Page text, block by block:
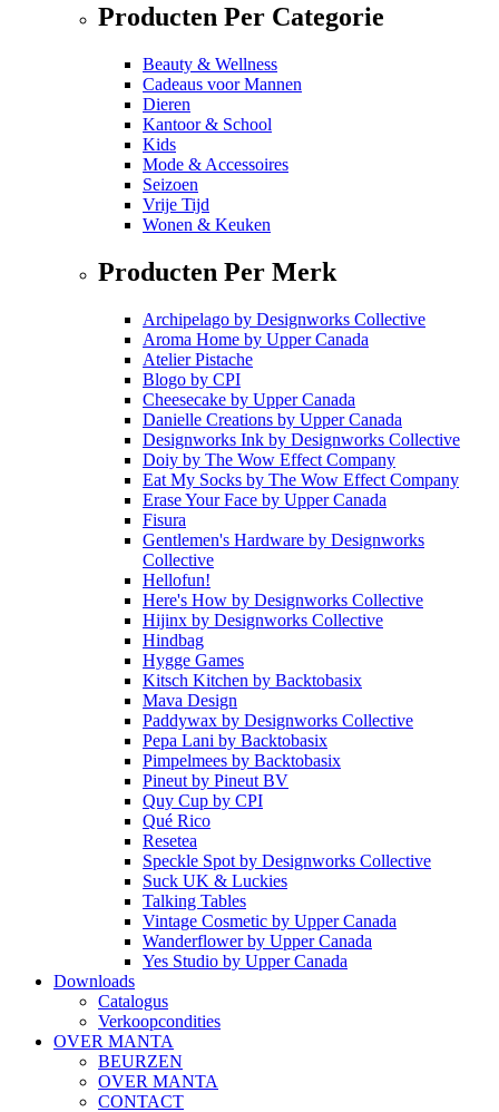
Producten Per Categorie
Beauty & Wellness
Cadeaus voor Mannen
Dieren
Kantoor & School
Kids
Mode & Accessoires
Seizoen
Vrije Tijd
Wonen & Keuken
Producten Per Merk
Archipelago by Designworks Collective
Aroma Home by Upper Canada
Atelier Pistache
Blogo by CPI
Cheesecake by Upper Canada
Danielle Creations by Upper Canada
Designworks Ink by Designworks Collective
Doiy by The Wow Effect Company
Eat My Socks by The Wow Effect Company
Erase Your Face by Upper Canada
Fisura
Gentlemen's Hardware by Designworks
Collective
Hellofun!
Here's How by Designworks Collective
Hijinx by Designworks Collective
Hindbag
Hygge Games
Kitsch Kitchen by Backtobasix
Mava Design
Paddywax by Designworks Collective
Pepa Lani by Backtobasix
Pimpelmees by Backtobasix
Pineut by Pineut BV
Quy Cup by CPI
Qué Rico
Resetea
Speckle Spot by Designworks Collective
Suck UK & Luckies
Talking Tables
Vintage Cosmetic by Upper Canada
Wanderflowerby Upper Canada
Yes Studio by Upper Canada
Downloads
Catalogus
Verkoopcondities
OVER MANTA
BEURZEN
OVER MANTA
CONTACT